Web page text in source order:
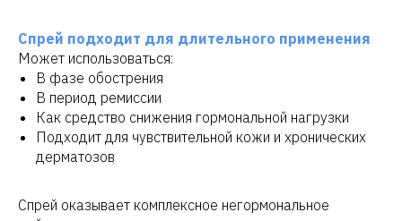
Спрей подходит для длительного применения
Может использоваться:
В фазе обострения
В период ремиссии
Как средство снижения гормональной нагрузки
Подходит для чувствительной кожи и хронических
дерматозов
Спрей оказывает комплексное негормональное